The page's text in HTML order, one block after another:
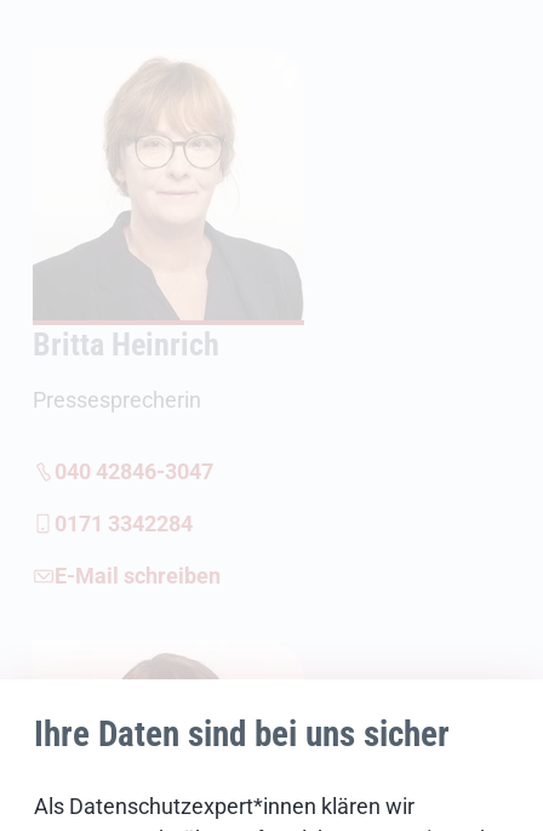
Ihre Daten sind bei uns sicher
Als Datenschutzexpert*innen klären wir
Britta Heinrich
Pressesprecherin
040 42846-3047
0171 3342284
E-Mail schreiben